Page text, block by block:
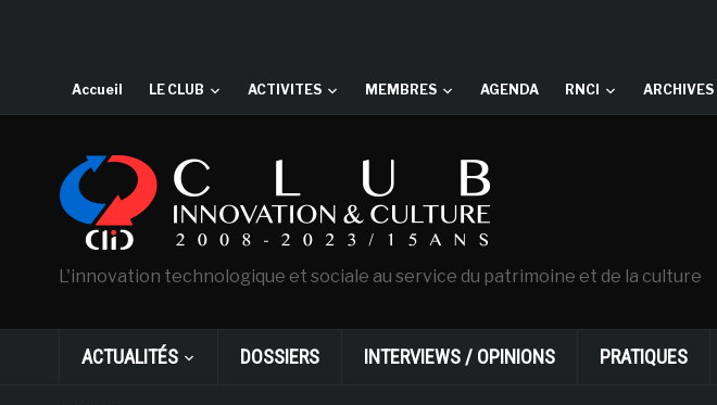
Accueil LE CLUB ACTIVITES MEMBRES AGENDA RNCI ARCHIVES
L'innovation technologique et sociale au service du patrimoine et de la culture
ACTUALITÉS DOSSIERS INTERVIEWS / OPINIONS PRATIQUES